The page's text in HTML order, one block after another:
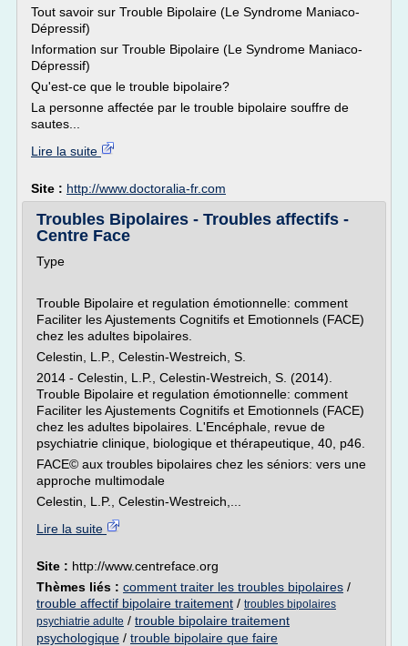
Tout savoir sur Trouble Bipolaire (Le Syndrome Maniaco-
Dépressif)
Information sur Trouble Bipolaire (Le Syndrome Maniaco-
Dépressif)
Qu'est-ce que le trouble bipolaire?
La personne affectée par le trouble bipolaire souffre de
sautes...
Lire la suite
Site : http://www.doctoralia-fr.com
Troubles Bipolaires - Troubles affectifs -
Centre Face
Type
Trouble Bipolaire et regulation émotionnelle: comment
Faciliter les Ajustements Cognitifs et Emotionnels (FACE)
chez les adultes bipolaires.
Celestin, L.P., Celestin-Westreich, S.
2014 - Celestin, L.P., Celestin-Westreich, S. (2014).
Trouble Bipolaire et regulation émotionnelle: comment
Faciliter les Ajustements Cognitifs et Emotionnels (FACE)
chez les adultes bipolaires. L'Encéphale, revue de
psychiatrie clinique, biologique et thérapeutique, 40, p46.
FACE© aux troubles bipolaires chez les séniors: vers une
approche multimodale
Celestin, L.P., Celestin-Westreich,...
Lire la suite
Site : http://www.centreface.org
Thèmes liés : comment traiter les troubles bipolaires /
trouble affectif bipolaire traitement / troubles bipolaires
psychiatrie adulte / trouble bipolaire traitement
psychologique / trouble bipolaire que faire